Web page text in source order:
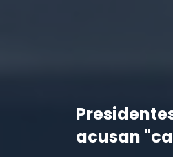
acusan